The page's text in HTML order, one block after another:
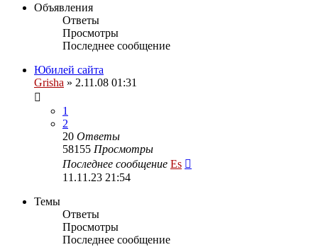
Объявления
Ответы
Просмотры
Последнее сообщение
Юбилей сайта
Grisha » 2.11.08 01:31
1
2
20 Ответы
58155 Просмотры
Последнее сообщение Es
11.11.23 21:54
Темы
Ответы
Просмотры
Последнее сообщение